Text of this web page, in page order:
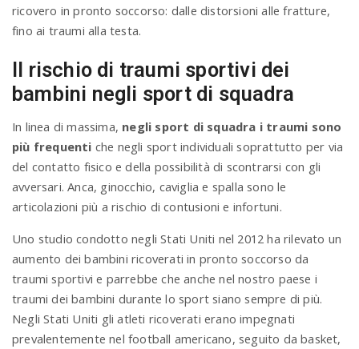
ricovero in pronto soccorso: dalle distorsioni alle fratture,
fino ai traumi alla testa.
Il rischio di traumi sportivi dei
bambini negli sport di squadra
In linea di massima, negli sport di squadra i traumi sono
più frequenti che negli sport individuali soprattutto per via
del contatto fisico e della possibilità di scontrarsi con gli
avversari. Anca, ginocchio, caviglia e spalla sono le
articolazioni più a rischio di contusioni e infortuni.
Uno studio condotto negli Stati Uniti nel 2012 ha rilevato un
aumento dei bambini ricoverati in pronto soccorso da
traumi sportivi e parrebbe che anche nel nostro paese i
traumi dei bambini durante lo sport siano sempre di più.
Negli Stati Uniti gli atleti ricoverati erano impegnati
prevalentemente nel football americano, seguito da basket,